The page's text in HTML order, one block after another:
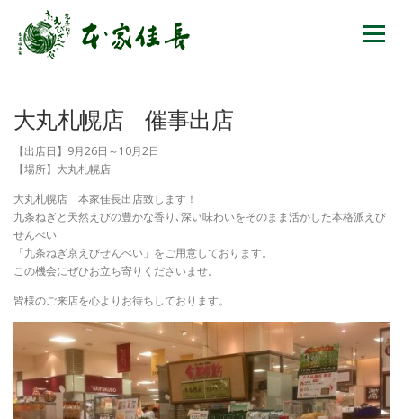
コンテンツへスキップ
メニュー
大丸札幌店 催事出店
【出店日】9月26日～10月2日
【場所】大丸札幌店
大丸札幌店 本家佳長出店致します！
九条ねぎと天然えびの豊かな香り､深い味わいをそのまま活かした本格派えび
せんべい
「九条ねぎ京えびせんべい」をご用意しております。
この機会にぜひお立ち寄りくださいませ。
皆様のご来店を心よりお待ちしております。